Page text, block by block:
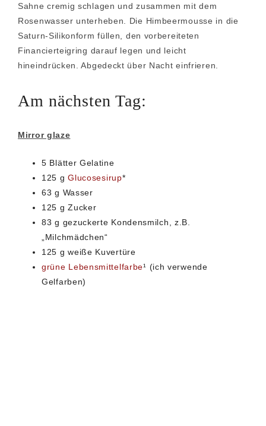
Sahne cremig schlagen und zusammen mit dem
Rosenwasser unterheben. Die Himbeermousse in die
Saturn-Silikonform füllen, den vorbereiteten
Financierteigring darauf legen und leicht
hineindrücken. Abgedeckt über Nacht einfrieren.
Am nächsten Tag:
Mirror glaze
5 Blätter Gelatine
125 gGlucosesirup*
63 g Wasser
125 g Zucker
83 g gezuckerte Kondensmilch, z.B.
„Milchmädchen“
125 g weiße Kuvertüre
grüne Lebensmittelfarbe¹ (ich verwende
Gelfarben)